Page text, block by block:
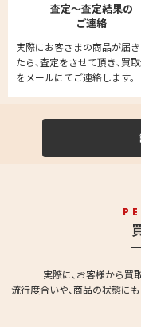
査定～査定結果の
ご連絡
実際にお客さまの商品が届
たら､査定をさせて頂き､買
をメールにてご連絡します。
実際に､お客様から買
流行度合いや､商品の状態に